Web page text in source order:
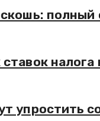
упростить